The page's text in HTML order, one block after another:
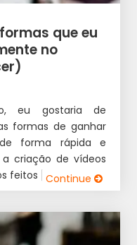
que eu
no
eu gostaria de
formas de ganhar
forma rápida e
criação de vídeos
feitos […]Continue